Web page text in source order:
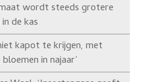
wordt steeds grotere
de kas
kapot te krijgen, met
in najaar’